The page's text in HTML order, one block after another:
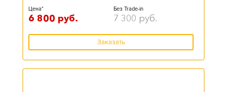
Цена*
6 800 руб.
Без Trade-in
7 300 руб.
Заказать